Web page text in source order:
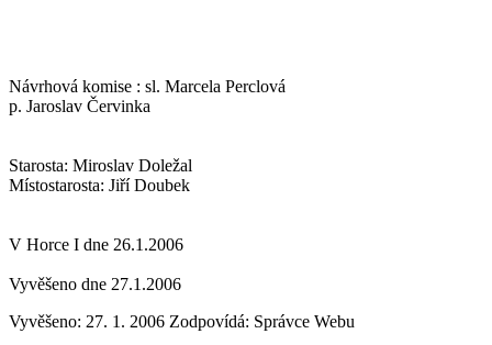
Návrhová komise : sl. Marcela Perclová
p. Jaroslav Červinka
Starosta: Miroslav Doležal
Místostarosta: Jiří Doubek
V Horce I dne 26.1.2006
Vyvěšeno dne 27.1.2006
Vyvěšeno: 27. 1. 2006 Zodpovídá: Správce Webu